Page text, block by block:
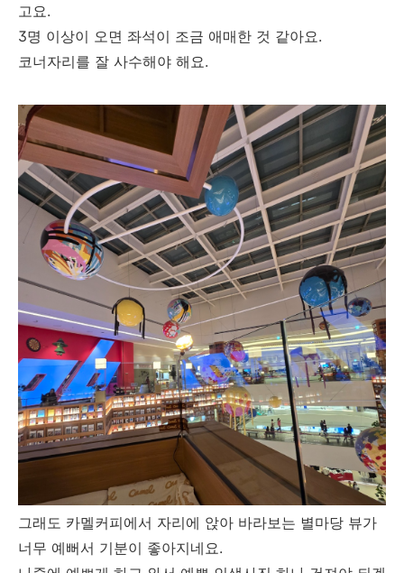
고요.
3명 이상이 오면 좌석이 조금 애매한 것 같아요.
코너자리를 잘 사수해야 해요.
그래도 카멜커피에서 자리에 앉아 바라보는 별마당 뷰가
너무 예뻐서 기분이 좋아지네요.